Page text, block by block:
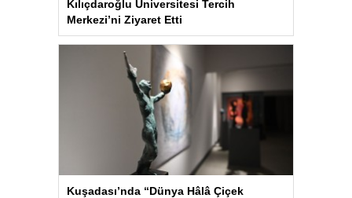
Kılıçdaroğlu Üniversitesi Tercih
Merkezi’ni Ziyaret Etti
Kuşadası’nda “Dünya Hâlâ Çiçek